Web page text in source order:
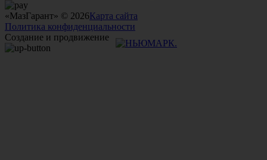
«МазГарант» © 2026Карта сайта
Политика конфиденциальности
Создание и продвижение